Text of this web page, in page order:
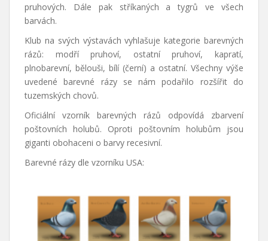
pruhových. Dále pak stříkaných a tygrů ve všech
barvách.
Klub na svých výstavách vyhlašuje kategorie barevných
rázů: modří pruhoví, ostatní pruhoví, kapratí,
plnobarevní, bělouši, bílí (černí) a ostatní. Všechny výše
uvedené barevné rázy se nám podařilo rozšířit do
tuzemských chovů.
Oficiální vzorník barevných rázů odpovídá zbarvení
poštovních holubů. Oproti poštovním holubům jsou
giganti obohaceni o barvy recesivní.
Barevné rázy dle vzorníku USA: